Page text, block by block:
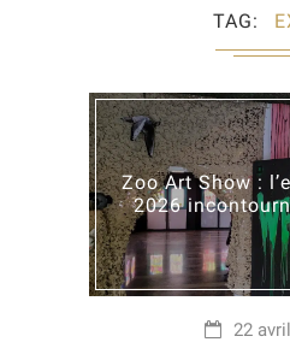
TAG
Zoo Art Show :
2026
22